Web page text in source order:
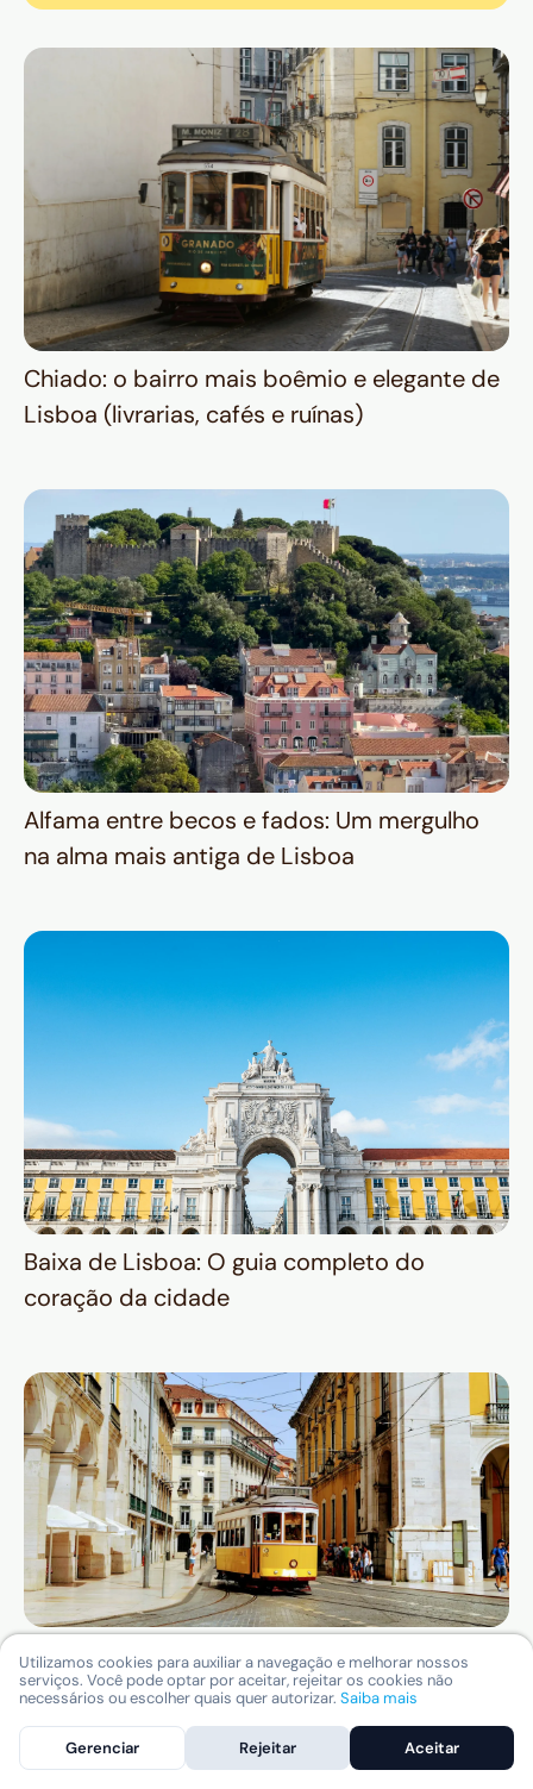
Chiado: o bairro mais boêmio e elegante de
Lisboa (livrarias, cafés e ruínas)
Alfama entre becos e fados: Um mergulho
na alma mais antiga de Lisboa
Baixa de Lisboa: O guia completo do
coração da cidade
Bairros de Lisboa, qual mais combina com
sua viagem: Alfama, Chiado ou Belém?
Utilizamos cookies para auxiliar a navegação e melhorar nossos
serviços. Você pode optar por aceitar, rejeitar os cookies não
necessários ou escolher quais quer autorizar. Saiba mais
Gerenciar Rejeitar Aceitar